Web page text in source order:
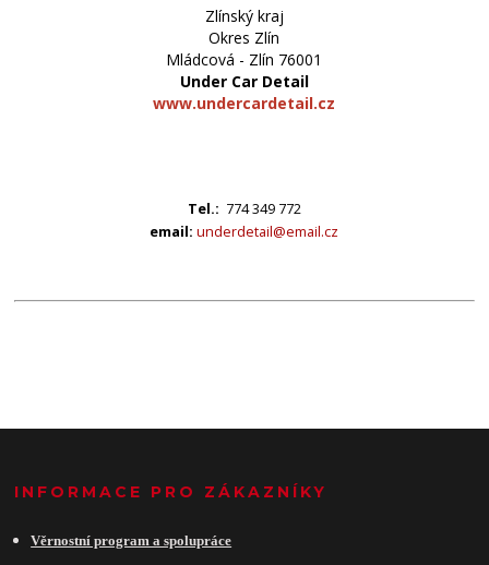
Zlínský kraj
Okres Zlín
Mládcová - Zlín 76001
Under Car Detail
www.undercardetail.cz
Tel.: 774 349 772
email:underdetail@email.cz
INFORMACE PRO ZÁKAZNÍKY
Věrnostní program a spolupráce